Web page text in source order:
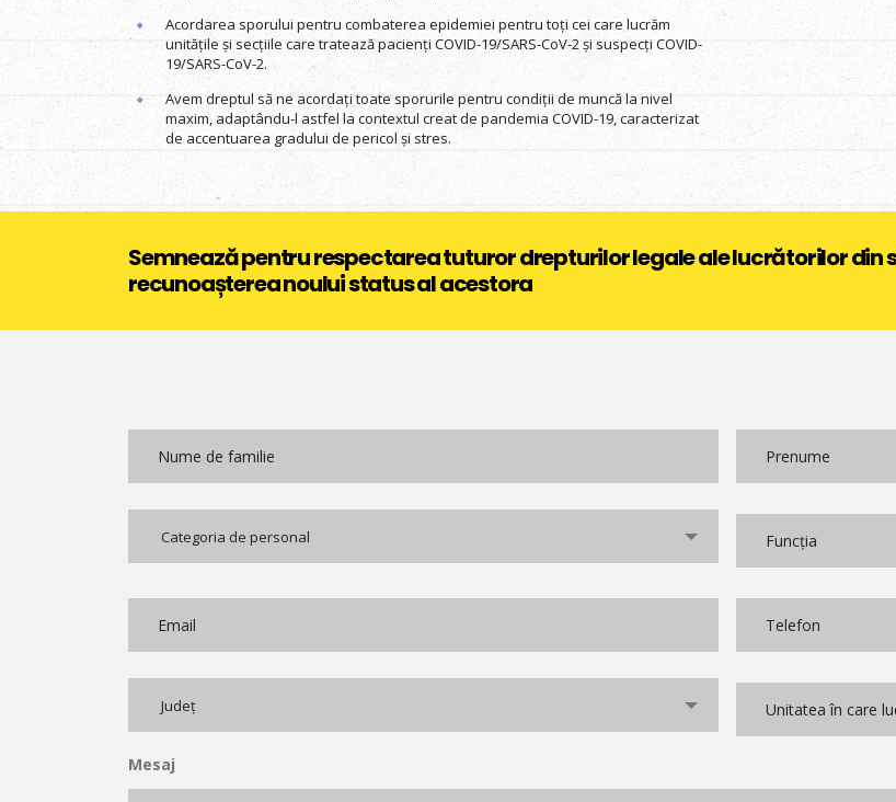
Acordarea sporului pentru combaterea epidemiei pentru toți cei care lucrăm
unitățile și secțiile care tratează pacienți COVID-19/SARS-CoV-2 și suspecți COVID-
19/SARS-CoV-2.
Avem dreptul să ne acordați toate sporurile pentru condiții de muncă la nivel
maxim, adaptându-l astfel la contextul creat de pandemia COVID-19, caracterizat
de accentuarea gradului de pericol și stres.
Semnează pentru respectarea tuturor drepturilor legale ale lucrătorilor din
recunoașterea noului status al acestora
Nume * Prenume *
Categoria
personal *
Categoria de personal
Funcția *
Email Telefon *
Județ *
Județ
Unitate
Mesaj